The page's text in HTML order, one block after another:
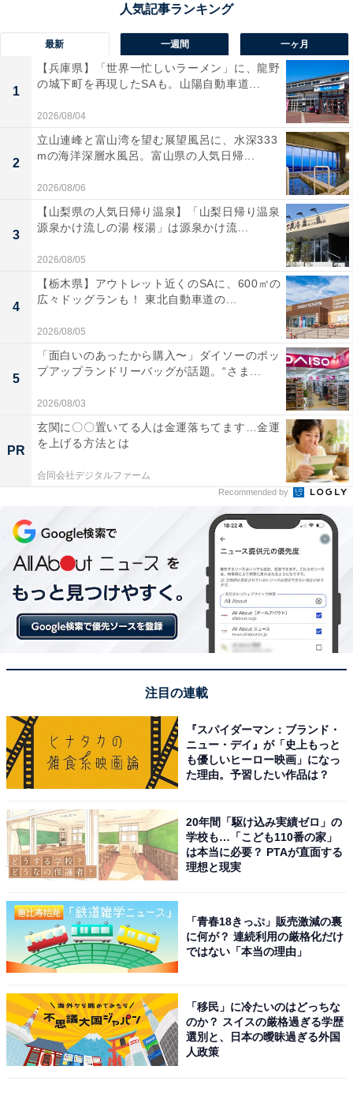
コーディネートや好みに合わせて選べるレギュラー丈も
用意されています。
シン・呼吸する靴下レギュラー先丸3足組（790円）
す。メッシュタイプ同様に吸放湿性と消臭機能を備えて
おり、足元の不快なムレやニオイをしっかりと軽減しま
す。白や黒、アソートなどカラー展開も豊富です。
※画像はイメージです
※店舗によって取り扱いのない場合があります
次ページ
品も見る！
最新 一週間 一ヶ月
1
【兵庫県】「世界一忙しいラーメン」に、龍野
の城下町を再現したSAも。山陽自動車道...
2026/08/04
2
立山連峰と富山湾を望む展望風呂に、水深333
mの海洋深層水風呂。富山県の人気日帰...
2026/08/06
3
【山梨県の人気日帰り温泉】「山梨日帰り温泉
源泉かけ流しの湯 桜湯」は源泉かけ流...
2026/08/05
4
【栃木県】アウトレット近くのSAに、600㎡の
広々ドッグランも！ 東北自動車道の...
2026/08/05
5
「面白いのあったから購入〜」ダイソーのポッ
プアップランドリーバッグが話題。“さま...
2026/08/03
PR
玄関に〇〇置いてる人は金運落ちてます…金運
を上げる方法とは
合同会社デジタルファーム
Recommended by
注目の連載
『スパイダーマン：ブランド・
ニュー・デイ』が「史上もっと
も優しいヒーロー映画」になっ
た理由。予習したい作品は？
20年間「駆け込み実績ゼロ」の
学校も…「こども110番の家」
は本当に必要？ PTAが直面する
理想と現実
「青春18きっぷ」販売激減の裏
に何が？ 連続利用の厳格化だけ
ではない「本当の理由」
「移民」に冷たいのはどっちな
のか？ スイスの厳格過ぎる学歴
選別と、日本の曖昧過ぎる外国
人政策